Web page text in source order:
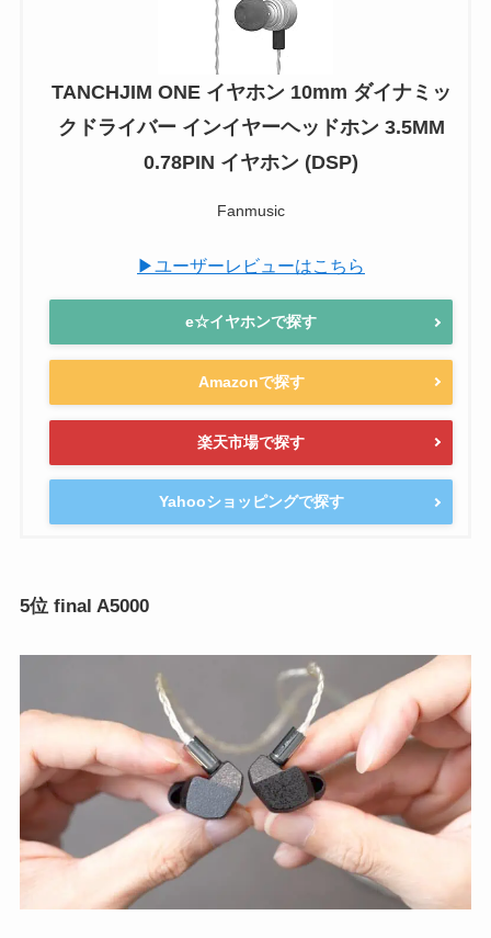
TANCHJIM ONE イヤホン 10mm ダイナミッ
クドライバー インイヤーヘッドホン 3.5MM
0.78PIN イヤホン (DSP)
Fanmusic
▶ユーザーレビューはこちら
e☆イヤホンで探す
Amazonで探す
楽天市場で探す
Yahooショッピングで探す
5位 final A5000